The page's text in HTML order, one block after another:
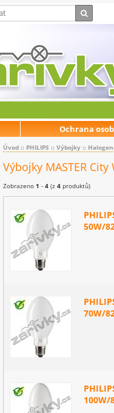
Ochrana
Úvod :: PHILIPS :: Výbojky ::
Výbojky MASTER City
Zobrazeno 1 - 4 (z 4 produktů)
50W/
70W/
100W/